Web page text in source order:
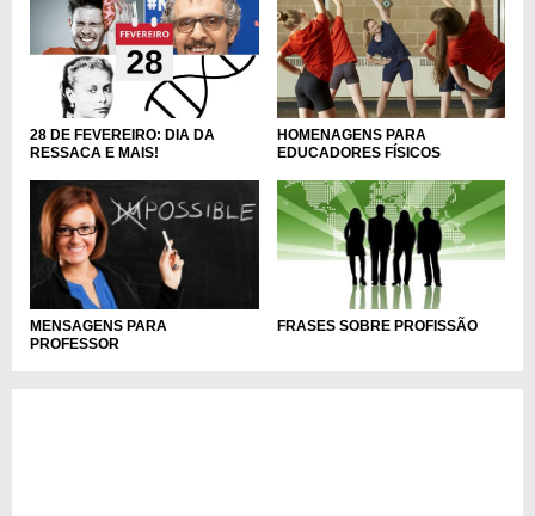
28 DE FEVEREIRO: DIA DA
RESSACA E MAIS!
HOMENAGENS PARA
EDUCADORES FÍSICOS
MENSAGENS PARA
PROFESSOR
FRASES SOBRE PROFISSÃO